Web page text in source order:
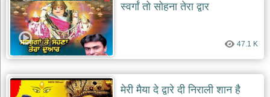
बाबा
बालक
नाथ
भजन
balak
nath
bhajans
स्वर्गां तो सोहना तेरा द्वार
47.1 K
मेरी मैया दे द्वारे दी निराली शान है